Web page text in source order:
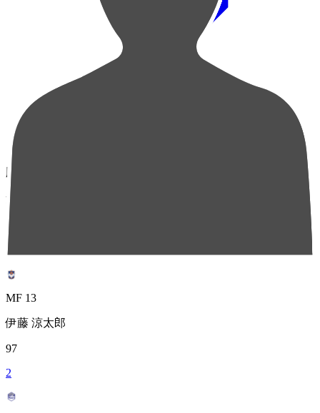
順位
選手名
成績
1
MF 13
伊藤 涼太郎
97
2